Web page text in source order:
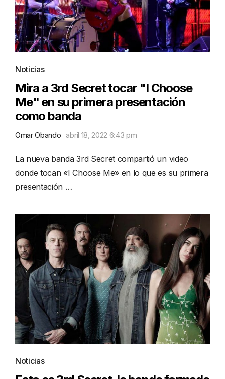
Noticias
Mira a 3rd Secret tocar "I Choose
Me" en su primera presentación
como banda
Omar Obando abril 18, 2022 6:43 pm
La nueva banda 3rd Secret compartió un video
donde tocan «I Choose Me» en lo que es su primera
presentación …
Noticias